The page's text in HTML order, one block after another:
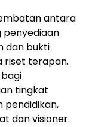
antara
penyediaan
dan bukti
riset terapan.
tingkat
pendidikan,
dan visioner.